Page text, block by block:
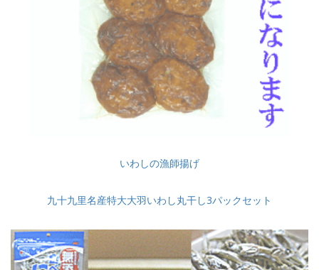
いわしの漁師揚げ
九十九里名産特大大羽いわし丸干し3パックセット